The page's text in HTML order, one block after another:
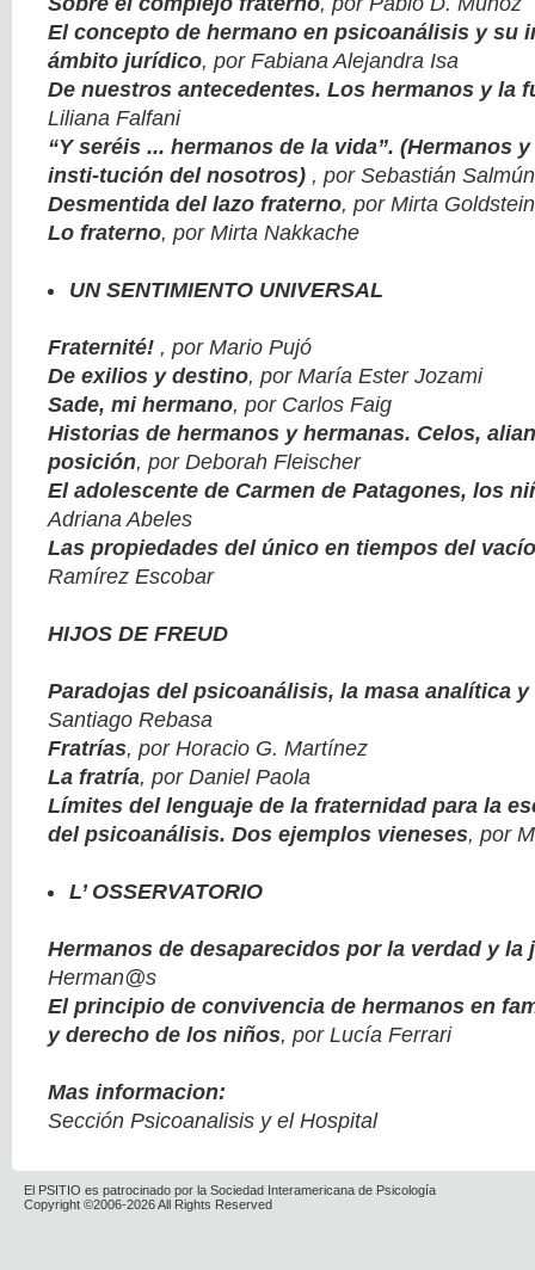
El concepto de hermano en psicoanálisis y su
ámbito jurídico, por Fabiana Alejandra Isa
De nuestros antecedentes. Los hermanos y la
Liliana Falfani
“Y seréis ... hermanos de la vida”. (Hermanos
insti-tución del nosotros) , por Sebastián Salmún
Desmentida del lazo fraterno, por Mirta Goldstein
Lo fraterno, por Mirta Nakkache
UN SENTIMIENTO UNIVERSAL
Fraternité! , por Mario Pujó
De exilios y destino, por María Ester Jozami
Sade, mi hermano, por Carlos Faig
Historias de hermanos y hermanas. Celos,
posición, por Deborah Fleischer
El adolescente de Carmen de Patagones, los
Adriana Abeles
Las propiedades del único en tiempos del vacío
Ramírez Escobar
HIJOS DE FREUD
Paradojas del psicoanálisis, la masa analítica
Santiago Rebasa
Fratrías, por Horacio G. Martínez
La fratría, por Daniel Paola
Límites del lenguaje de la fraternidad para la
del psicoanálisis. Dos ejemplos vieneses, por
L’ OSSERVATORIO
Hermanos de desaparecidos por la verdad y
Herman@s
El principio de convivencia de hermanos en
y derecho de los niños, por Lucía Ferrari
Mas informacion:
Sección Psicoanalisis y el Hospital
El PSITIO es patrocinado por la Sociedad Interamericana de Psicología
Copyright ©2006-2026 All Rights Reserved